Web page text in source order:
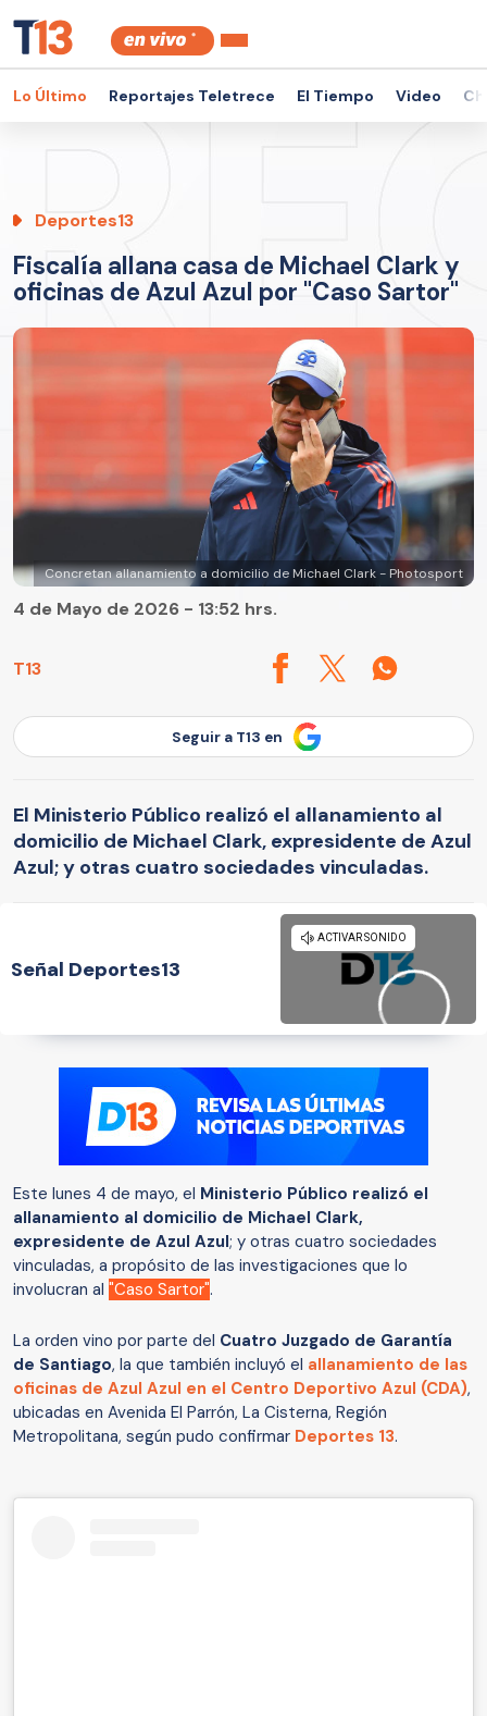
Lo Último Reportajes Teletrece El Tiempo Video
Deportes13
Fiscalía allana casa de Michael Clark y
oficinas de Azul Azul por "Caso Sartor"
Concretan allanamiento a domicilio de Michael Clark - Photosport
T13
4 de Mayo de 2026 - 13:52 hrs.
Seguir a T13 en
El Ministerio Público realizó el allanamiento al
domicilio de Michael Clark, expresidente de Azul
Azul; y otras cuatro sociedades vinculadas.
Señal Deportes13
Este lunes 4 de mayo, el Ministerio Público realizó el
allanamiento al domicilio de Michael Clark,
expresidente de Azul Azul; y otras cuatro sociedades
vinculadas, a propósito de las investigaciones que lo
involucran al "Caso Sartor".
La orden vino por parte del Cuatro Juzgado de Garantía
de Santiago, la que también incluyó el allanamiento de las
oficinas de Azul Azul en el Centro Deportivo Azul (CDA),
ubicadas en Avenida El Parrón, La Cisterna, Región
Metropolitana, según pudo confirmar Deportes 13.